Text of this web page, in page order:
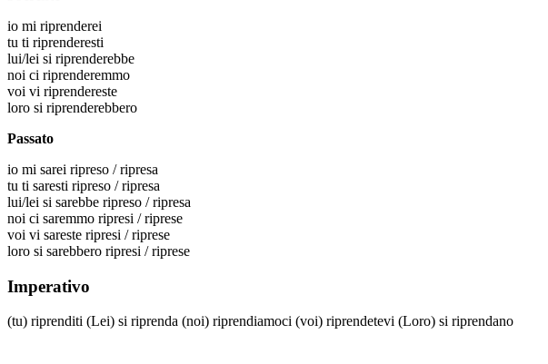
io mi riprenderei
tu ti riprenderesti
lui/lei si riprenderebbe
noi ci riprenderemmo
voi vi riprendereste
loro si riprenderebbero
Passato
io mi sarei ripreso / ripresa
tu ti saresti ripreso / ripresa
lui/lei si sarebbe ripreso / ripresa
noi ci saremmo ripresi / riprese
voi vi sareste ripresi / riprese
loro si sarebbero ripresi / riprese
Imperativo
(tu) riprenditi (Lei) si riprenda (noi) riprendiamoci (voi) riprendetevi (Loro) si riprendano